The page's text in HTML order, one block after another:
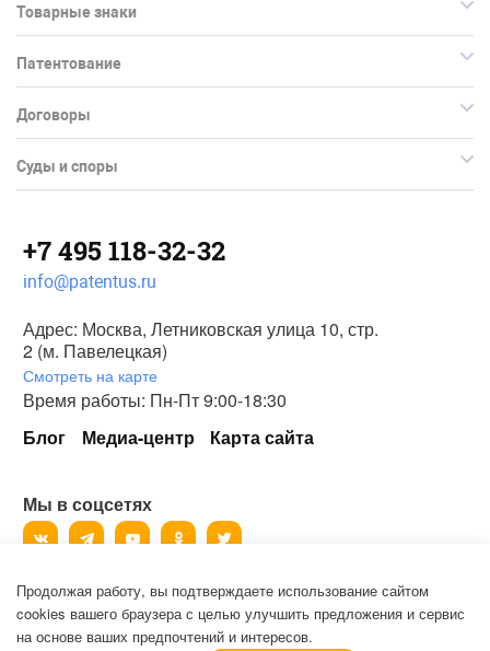
Товарные знаки
Патентование
Договоры
Суды и споры
+7 495 118-32-32
info@patentus.ru
Адрес: Москва, Летниковская улица 10, стр.
2 (м. Павелецкая)
Смотреть на карте
Время работы: Пн-Пт 9:00-18:30
Блог
Медиа-центр Карта сайта
Мы в соцсетях
©2006-2026, ООО «Патентус».
Все права защищены.
Продолжая работу, вы подтверждаете использование сайтом
cookies вашего браузера с целью улучшить предложения и сервис
на основе ваших предпочтений и интересов.